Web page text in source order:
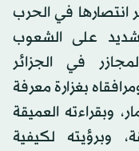
انتصارها في الحرب
على الشعوب
في الجزائر
بغزارة معرفة
وبقراءته العميقة
وبرؤيته لكيفية